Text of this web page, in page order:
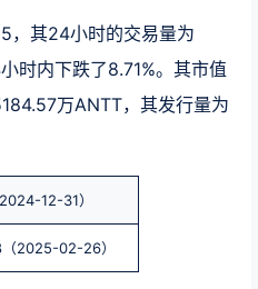
，其24小时的交易量为
时内下跌了8.71%。其市值
万ANTT，其发行量为
12-31）
2025-02-26）